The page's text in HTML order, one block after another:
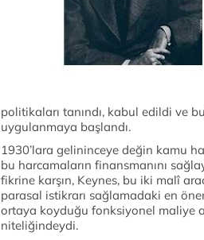
politikaları tanındı, kabul edildi ve
uygulanmaya başlandı.
1930’lara gelininceye değin kamu
bu harcamaların finansmanını
fikrine karşın, Keynes, bu iki malî
parasal istikrarı sağlamadaki en
ortaya koyduğu fonksiyonel maliye
niteliğindeydi.